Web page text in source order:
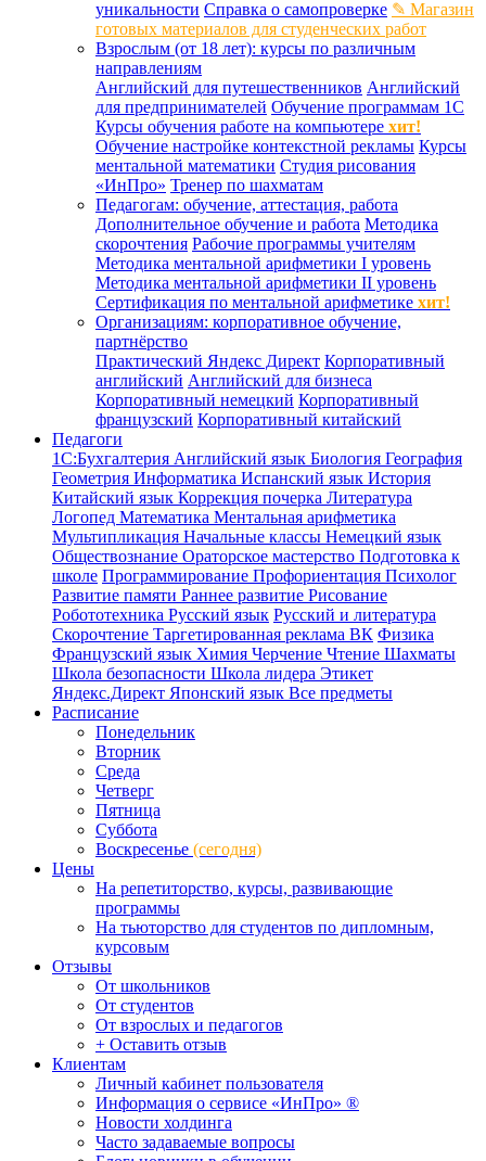
уникальности Справка о самопроверке ✎ Магазин
готовых материалов для студенческих работ
Взрослым (от 18 лет): курсы по различным
направлениям
Английский для путешественников Английский
для предпринимателей Обучение программам 1С
Курсы обучения работе на компьютере хит!
Обучение настройке контекстной рекламы Курсы
ментальной математики Студия рисования
«ИнПро» Тренер по шахматам
Педагогам: обучение, аттестация, работа
Дополнительное обучение и работа Методика
скорочтения Рабочие программы учителям
Методика ментальной арифметики I уровень
Методика ментальной арифметики II уровень
Сертификация по ментальной арифметике хит!
Организациям: корпоративное обучение,
партнёрство
Практический Яндекс Директ Корпоративный
английский Английский для бизнеса
Корпоративный немецкий Корпоративный
французский Корпоративный китайский
Педагоги
1С:Бухгалтерия Английский язык Биология География
Геометрия Информатика Испанский язык История
Китайский язык Коррекция почерка Литература
Логопед Математика Ментальная арифметика
Мультипликация Начальные классы Немецкий язык
Обществознание Ораторское мастерство Подготовка к
школе Программирование Профориентация Психолог
Развитие памяти Раннее развитие Рисование
Робототехника Русский язык Русский и литература
Скорочтение Таргетированная реклама ВК Физика
Французский язык Химия Черчение Чтение Шахматы
Школа безопасности Школа лидера Этикет
Яндекс.Директ Японский язык Все предметы
Расписание
Понедельник
Вторник
Среда
Четверг
Пятница
Суббота
Воскресенье (сегодня)
Цены
На репетиторство, курсы, развивающие
программы
На тьюторство для студентов по дипломным,
курсовым
Отзывы
От школьников
От студентов
От взрослых и педагогов
+ Оставить отзыв
Клиентам
Личный кабинет пользователя
Информация о сервисе «ИнПро» ®
Новости холдинга
Часто задаваемые вопросы